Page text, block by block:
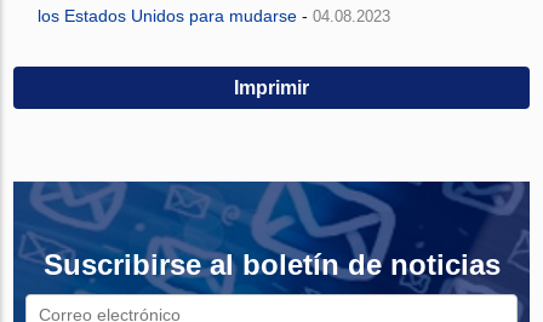
los Estados Unidos para mudarse -04.08.2023
Imprimir
Suscribirse al boletín de noticias